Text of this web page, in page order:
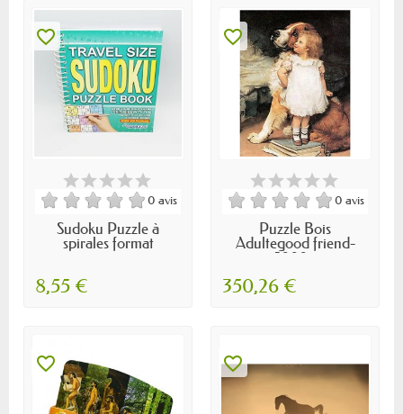
favorite_border
0 avis
Sudoku Puzzle à
spirales format
voyage...
8,55 €
favorite_border
0 avis
Puzzle Bois
Adultegood friend-
5000...
350,26 €
favorite_border favorite_border